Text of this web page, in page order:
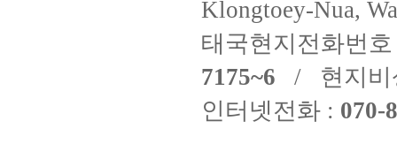
Klongtoey-Nua,
태국현지전화번
7175~6 / 현지비
인터넷전화 : 070-